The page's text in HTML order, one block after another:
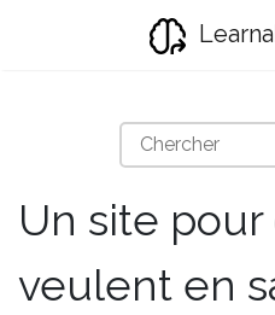
Un site
veulent en